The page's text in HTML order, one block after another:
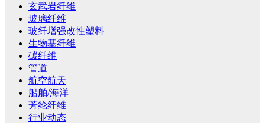
玄武岩纤维
玻璃纤维
玻纤增强改性塑料
生物基纤维
碳纤维
管道
航空航天
船舶/海洋
芳纶纤维
行业动态